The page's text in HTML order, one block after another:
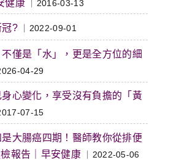
健康
｜2016-03-13
冠? ｜2022-09-01
僅是「水」，更是全方位的細
04-29
心變化，享受沒有負擔的「黃
07-15
大腸癌四期！醫師教你從排便
報告｜早安健康
｜2022-05-06